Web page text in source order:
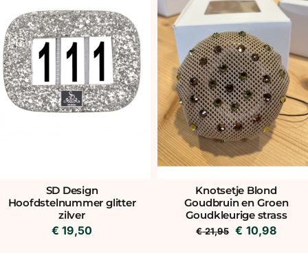
SD Design
Hoofdstelnummer glitter
zilver
€ 19,50
Knotsetje Blond
Goudbruin en Groen
Goudkleurige strass
€21,95 € 10,98